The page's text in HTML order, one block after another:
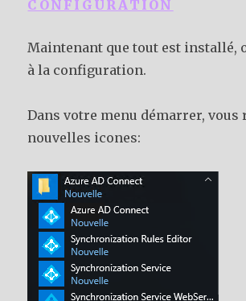
CONFIGURATION
Maintenant que tout est installé,
à la configuration.
Dans votre menu démarrer, vous
nouvelles icones: